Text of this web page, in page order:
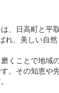
、日高町と平
れ、美しい自
くことで地域
。その知恵や